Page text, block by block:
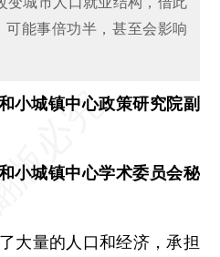
可能事倍功半，甚至会影响
小城镇中心政策研究院副
小城镇中心学术委员会秘
量的人口和经济，承担